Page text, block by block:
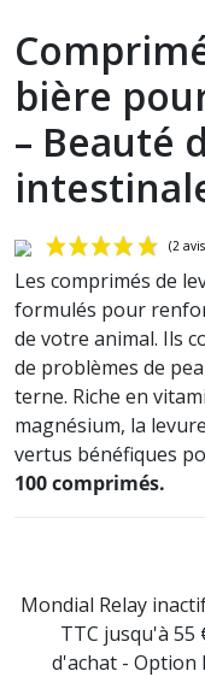
bière
– Beauté
Les comprimés de
formulés pour
de votre animal. Ils
de problèmes de
terne. Riche en
magnésium, la levure
vertus bénéfiques
100comprimés.
Mondial Relay
TTC jusqu'à 55
d'achat - Option